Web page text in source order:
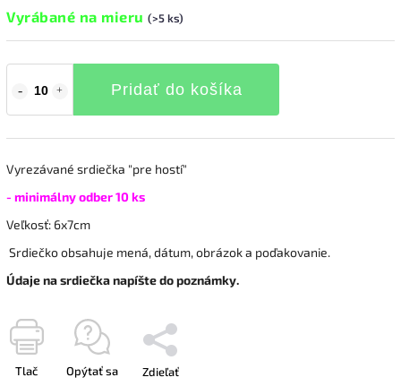
Vyrábané na mieru (>5 ks)
Pridať do košíka
Vyrezávané srdiečka "pre hostí"
- minimálny odber 10 ks
Veľkosť: 6x7cm
Srdiečko obsahuje mená, dátum, obrázok a poďakovanie.
Údaje na srdiečka napíšte do poznámky.
Tlač Opýtať sa Zdieľať